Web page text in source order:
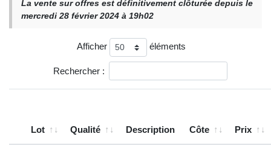
La vente sur offres est définitivement clôturée depuis le
mercredi 28 février 2024 à 19h02
Afficher éléments
Rechercher :
Lot Qualité Description Côte Prix